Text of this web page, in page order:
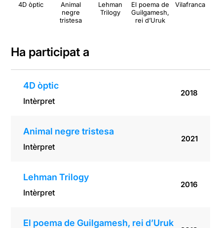
4D òptic
Animal
negre
tristesa
Lehman
Trilogy
El poema de
Guilgamesh,
rei d’Uruk
Vilafranca
Ha participat a
4D òptic
Intèrpret
2018
Animal negre tristesa
Intèrpret
2021
Lehman Trilogy
Intèrpret
2016
El poema de Guilgamesh, rei d’Uruk